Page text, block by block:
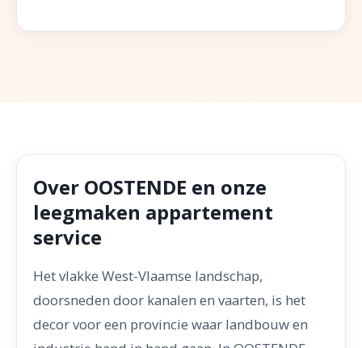
Over OOSTENDE en onze
leegmaken appartement
service
Het vlakke West-Vlaamse landschap,
doorsneden door kanalen en vaarten, is het
decor voor een provincie waar landbouw en